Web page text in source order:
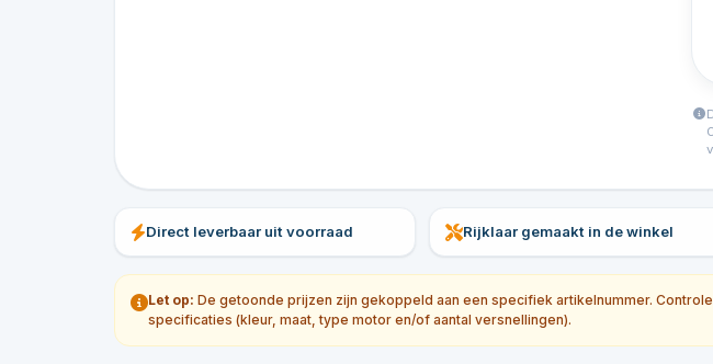
Direct leverbaar uit voorraad Rijklaar gemaakt in de winkel
Let op: De getoonde prijzen zijn gekoppeld aan een specifiek artikelnummer.
specificaties (kleur, maat, type motor en/of aantal versnellingen).